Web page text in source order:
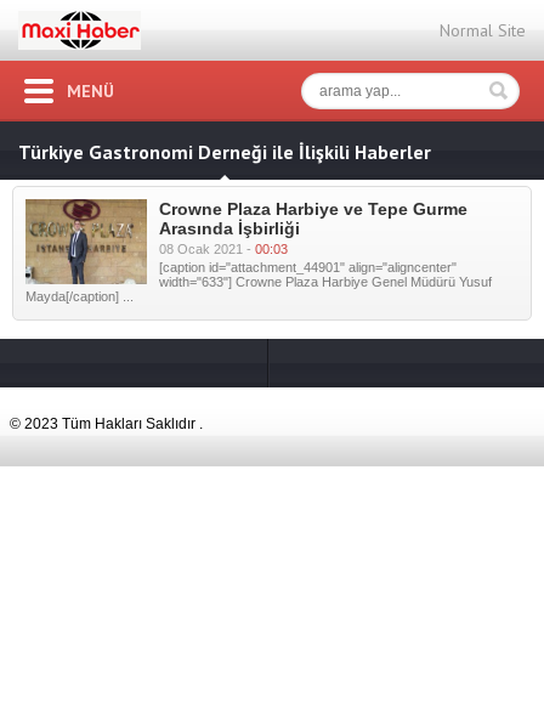
Normal Site
MENÜ
Türkiye Gastronomi Derneği ile İlişkili Haberler
Crowne Plaza Harbiye ve Tepe Gurme
Arasında İşbirliği
08 Ocak 2021 - 00:03
[caption id="attachment_44901" align="aligncenter"
width="633"] Crowne Plaza Harbiye Genel Müdürü Yusuf
Mayda[/caption] ...
© 2023 Tüm Hakları Saklıdır .